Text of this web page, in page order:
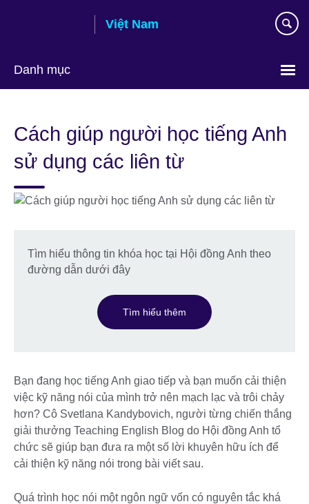
Việt Nam
Danh mục
language
Cách giúp người học tiếng Anh
sử dụng các liên từ
Tìm hiểu thông tin khóa học tại Hội đồng Anh theo
đường dẫn dưới đây
Tìm hiểu thêm
Bạn đang học tiếng Anh giao tiếp và bạn muốn cải thiện
việc kỹ năng nói của mình trở nên mạch lạc và trôi chảy
hơn? Cô Svetlana Kandybovich, người từng chiến thắng
giải thưởng Teaching English Blog do Hội đồng Anh tổ
chức sẽ giúp bạn đưa ra một số lời khuyên hữu ích để
cải thiện kỹ năng nói trong bài viết sau.
Quá trình học nói một ngôn ngữ vốn có nguyên tắc khá